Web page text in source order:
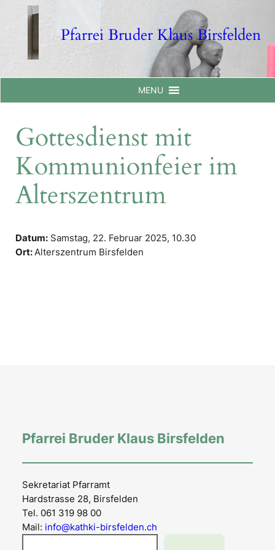
Pfarrei Bruder Klaus Birsfelden
MENU
Gottesdienst mit
Kommunionfeier im
Alterszentrum
Datum: Samstag, 22. Februar 2025, 10.30
Ort:Alterszentrum Birsfelden
Pfarrei Bruder Klaus Birsfelden
Sekretariat Pfarramt
Hardstrasse 28, Birsfelden
Tel. 061 319 98 00
Mail: info@kathki-birsfelden.ch